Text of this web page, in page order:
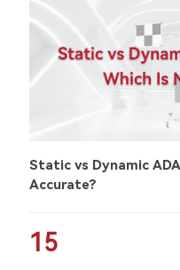
Static vs Dynamic
Accurate?
15